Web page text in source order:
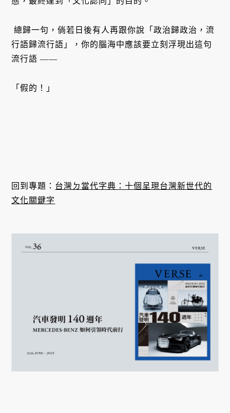
總歸一句，倘若日後有人再跟你說「政治歸政治，流
行語歸流行語」，你的腦海中應該要立刻浮現出這句
流行語 ——
「假的！」
回到專題： 台灣ㄉ當代字典：十個呈現台灣新世代的
文化關鍵字